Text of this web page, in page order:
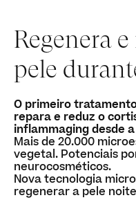
Regenera
pele
O primeiro
repara e reduz o
inflammaging desde
Mais de 20.000
vegetal. Potenciais
neurocosméticos.
Nova tecnologia
regenerar a pele